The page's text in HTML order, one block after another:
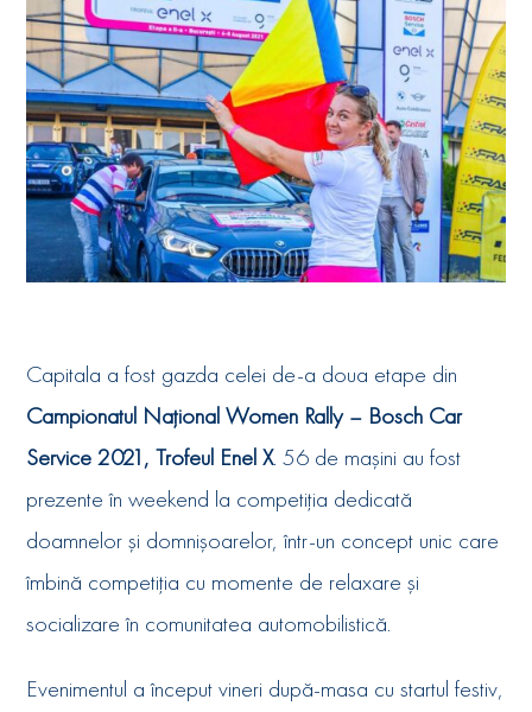
Capitala a fost gazda celei de-a doua etape din
Campionatul Național Women Rally – Bosch Car
Service 2021, Trofeul Enel X. 56 de mașini au fost
prezente în weekend la competiția dedicată
doamnelor și domnișoarelor, într-un concept unic care
îmbină competiția cu momente de relaxare și
socializare în comunitatea automobilistică.
Evenimentul a început vineri după-masa cu startul festiv,